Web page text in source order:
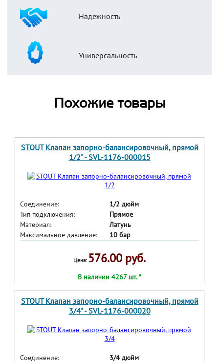
Надежность
Универсальность
Похожие товары
STOUT Клапан запорно-балансировочный, прямой
1/2" - SVL-1176-000015
Соединение:
1/2 дюйм
Тип подключения:
Прямое
Материал:
Латунь
Максимальное давление:
10 бар
Цена: 576.00 руб.
В наличии 4267 шт. *
STOUT Клапан запорно-балансировочный, прямой
3/4" - SVL-1176-000020
Соединение:
3/4 дюйм